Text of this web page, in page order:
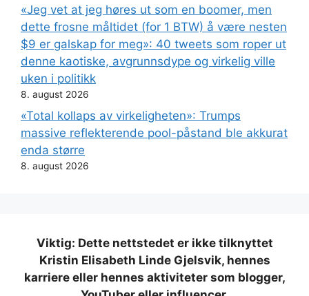
«Jeg vet at jeg høres ut som en boomer, men
dette frosne måltidet (for 1 BTW) å være nesten
$9 er galskap for meg»: 40 tweets som roper ut
denne kaotiske, avgrunnsdype og virkelig ville
uken i politikk
8. august 2026
«Total kollaps av virkeligheten»: Trumps
massive reflekterende pool-påstand ble akkurat
enda større
8. august 2026
Viktig: Dette nettstedet er ikke tilknyttet
Kristin Elisabeth Linde Gjelsvik, hennes
karriere eller hennes aktiviteter som blogger,